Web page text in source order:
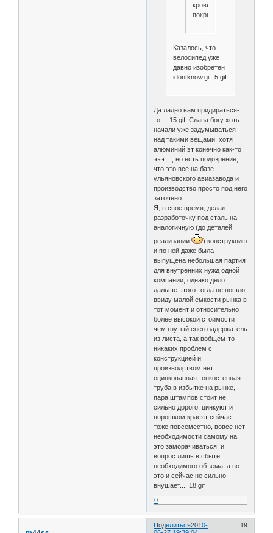
кровельном
покрытии.
Казалось, что
велосипед уже
давно изобретён
idontknow.gif 5.gif
Да ладно вам придираться-
то... 15.gif Слава богу хоть
начали уже задумываться
над такими вещами, хотя
алюминий эт конечно как-то
эээ...., но есть подозрение,
что это все на базе
ульяновского авиазавода и
производство просто под него
заточено.
Я, в свое время, делал
разработочку под сталь на
аналогичную (до деталей
реализации
) конструкцию
и по ней даже была
выпущена небольшая партия
для внутренних нужд одной
компании, однако дело
дальше этого тогда не пошло,
ввиду малой емкости рынка в
тот момент и относительно
более высокой стоимости
чем гнутый снегозадержатель
из листа, а так вобщем-то
никаких проблем с
конструкцией и
производством нет:
оцинкованная тонкостенная
труба в избытке на рынке,
пара штампов стоит не
сильно дорого, цинкуют и
порошком красят сейчас
тоже повсеместно, вовсе нет
необходимости самому на
это заморачиваться, и
вопрос лишь в сбыте
необходимого объема, а вот
это и сейчас не сильно
внушает... 18.gif
0
Поделиться 19
2010-